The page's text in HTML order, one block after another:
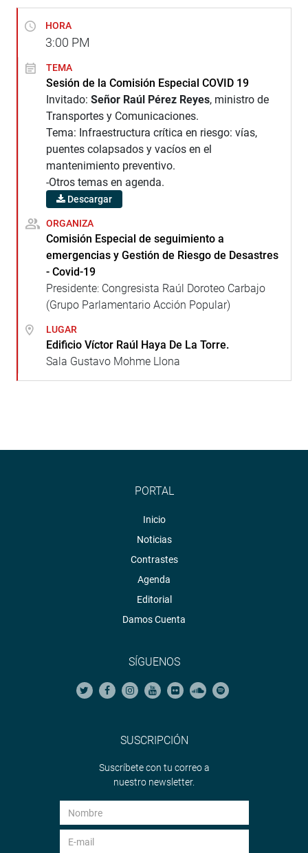
HORA
3:00 PM
TEMA
Sesión de la Comisión Especial COVID 19
Invitado: Señor Raúl Pérez Reyes, ministro de
Transportes y Comunicaciones.
Tema: Infraestructura crítica en riesgo: vías,
puentes colapsados y vacíos en el
mantenimiento preventivo.
-Otros temas en agenda.
Descargar
ORGANIZA
Comisión Especial de seguimiento a
emergencias y Gestión de Riesgo de Desastres
- Covid-19
Presidente: Congresista Raúl Doroteo Carbajo
(Grupo Parlamentario Acción Popular)
LUGAR
Edificio Víctor Raúl Haya De La Torre.
Sala Gustavo Mohme Llona
PORTAL
Inicio
Noticias
Contrastes
Agenda
Editorial
Damos Cuenta
SÍGUENOS
SUSCRIPCIÓN
Suscríbete con tu correo a
nuestro newsletter.